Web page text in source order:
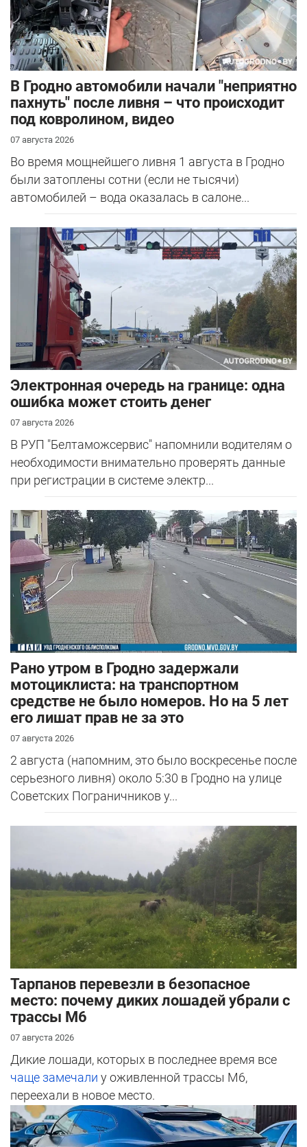
В Гродно автомобили начали "неприятно
пахнуть" после ливня – что происходит
под ковролином, видео
07 августа 2026
Во время мощнейшего ливня 1 августа в Гродно
были затоплены сотни (если не тысячи)
автомобилей – вода оказалась в салоне...
Электронная очередь на границе: одна
ошибка может стоить денег
07 августа 2026
В РУП "Белтаможсервис" напомнили водителям о
необходимости внимательно проверять данные
при регистрации в системе электр...
Рано утром в Гродно задержали
мотоциклиста: на транспортном
средстве не было номеров. Но на 5 лет
его лишат прав не за это
07 августа 2026
2 августа (напомним, это было воскресенье после
серьезного ливня) около 5:30 в Гродно на улице
Советских Пограничников у...
Тарпанов перевезли в безопасное
место: почему диких лошадей убрали с
трассы М6
07 августа 2026
Дикие лошади, которых в последнее время все
чаще замечали у оживленной трассы М6,
переехали в новое место.